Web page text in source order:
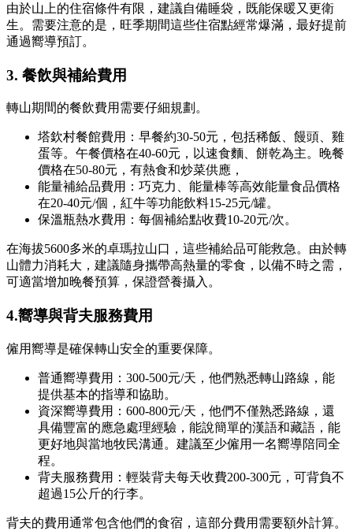
由於山上的住宿條件有限，建議自備睡袋，既能保暖又更衛
生。需要注意的是，旺季期間這些住宿點經常爆滿，最好提前
通過嚮導預訂。
3. 餐飲與補給費用
轉山期間的餐飲費用需要仔細規劃。
塔欽村餐館費用：早餐約30-50元，包括稀飯、饅頭、雞
蛋等。午餐價格在40-60元，以速食麵、餅乾為主。晚餐
價格在50-80元，有熱食和炒菜供應，
能量補給品費用：巧克力、能量棒等高效能量食品價格
在20-40元/個，紅牛等功能飲料15-25元/罐。
保溫瓶熱水費用：每個補給點收費10-20元/次。
在海拔5600多米的卓瑪拉山口，這些補給品可能救急。由於轉
山體力消耗大，建議隨身攜帶高熱量的零食，以備不時之需，
可適當增加晚餐預算，保證營養攝入。
4.嚮導與背夫服務費用
僱用嚮導是確保轉山安全的重要保障。
普通嚮導費用：300-500元/天，他們熟悉轉山路線，能
提供基本的指導和協助。
資深嚮導費用：600-800元/天，他們不僅熟悉路線，還
具備豐富的應急處理經驗，能說簡單的漢語和藏語，能
更好地與當地牧民溝通。建議至少僱用一名嚮導陪同全
程。
背夫服務費用：輕裝背夫每天收費200-300元，可背負不
超過15公斤的行李。
背夫的費用通常包含他們的食宿，這部分費用需要額外計算。